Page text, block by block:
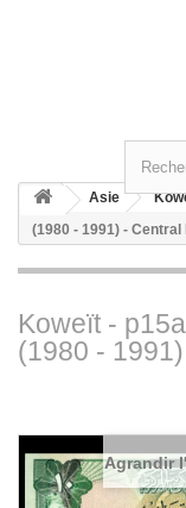
Asie
(1980 - 1991) -
Koweït -
(1980 -
Agrandir